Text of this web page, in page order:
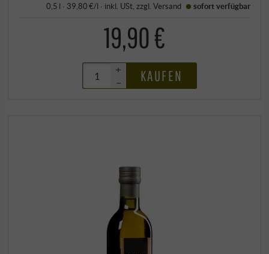
0,5 l · 39,80 €/l · inkl. USt, zzgl.Versand sofort verfügbar
19,90 €
+
–
KAUFEN